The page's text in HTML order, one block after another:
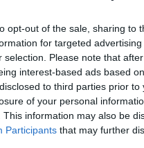
opt-out of the sale, sharing to
for targeted
selection. Please note that
interest-based ads based
to third parties prior
of your personal
This information may also be
Participants that may further
το ματς στο έξτρα
χάρη στο νέο μεγάλο
Σλότερ, που πέτυχε
15π. και αυτό που
ήταν να προστατέψει